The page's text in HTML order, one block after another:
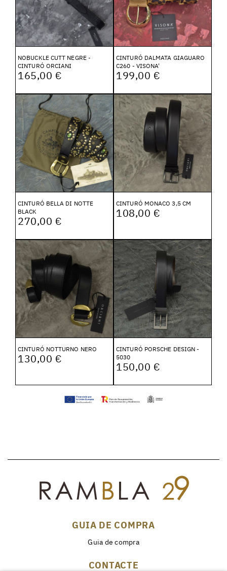
NOBUCKLE CUTT NEGRE -
CINTURÓ ORCIANI
165,00 €
CINTURÓ DALMATA GIAGUARO
C260 - VISONA'
199,00 €
CINTURÓ BELLA DI NOTTE
BLACK
270,00 €
CINTURÓ MONACO 3,5 CM
108,00 €
CINTURÓ NOTTURNO NERO
130,00 €
CINTURÓ PORSCHE DESIGN -
5030
150,00 €
GUIA DE COMPRA
Guia de compra
CONTACTE